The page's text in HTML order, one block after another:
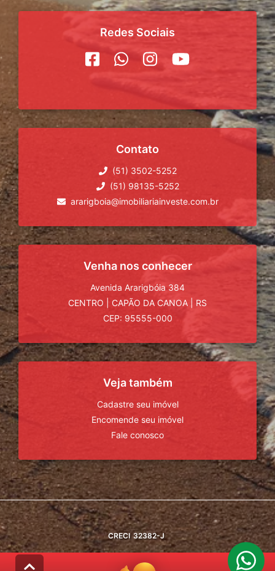
Redes Sociais
Contato
(51) 3502-5252
(51) 98135-5252
ararigboia@imobiliariainveste.com.br
Venha nos conhecer
Avenida Ararigbóia 384
CENTRO
CAPÃO DA CANOA
RS
CEP: 95555-000
Veja também
Cadastre seu imóvel
Encomende seu imóvel
Fale conosco
CRECI 32382-J